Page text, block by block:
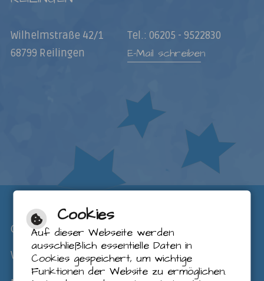
Wilhelmstraße 42/1
68799 Reilingen
Tel.: 06205 - 9522830
E-Mail schreiben
ÖFFNUNGSZEITEN
VÖ-Gruppe
Cookies
Auf dieser Webseite werden
ausschließlich essentielle Daten in
Cookies gespeichert, um wichtige
Funktionen der Website zu ermöglichen.